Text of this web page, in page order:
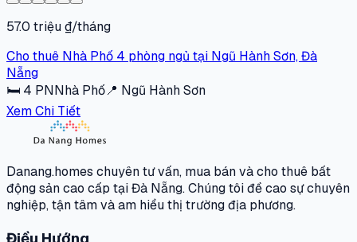
57.0 triệu ₫/tháng
Cho thuê Nhà Phố 4 phòng ngủ tại Ngũ Hành Sơn, Đà
Nẵng
🛏 4 PNNhà Phố📍 Ngũ Hành Sơn
Xem Chi Tiết
Danang.homes chuyên tư vấn, mua bán và cho thuê bất
động sản cao cấp tại Đà Nẵng. Chúng tôi đề cao sự chuyên
nghiệp, tận tâm và am hiểu thị trường địa phương.